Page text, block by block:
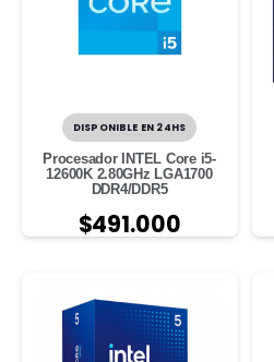
DISPONIBLE EN 24HS
Procesador INTEL Core i5-
12600K 2.80GHz LGA1700
DDR4/DDR5
$491.000